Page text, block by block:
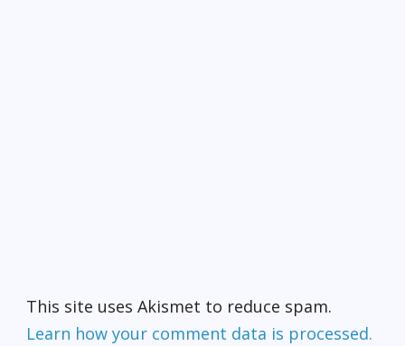
This site uses Akismet to reduce spam.
Learn how your comment data is processed.